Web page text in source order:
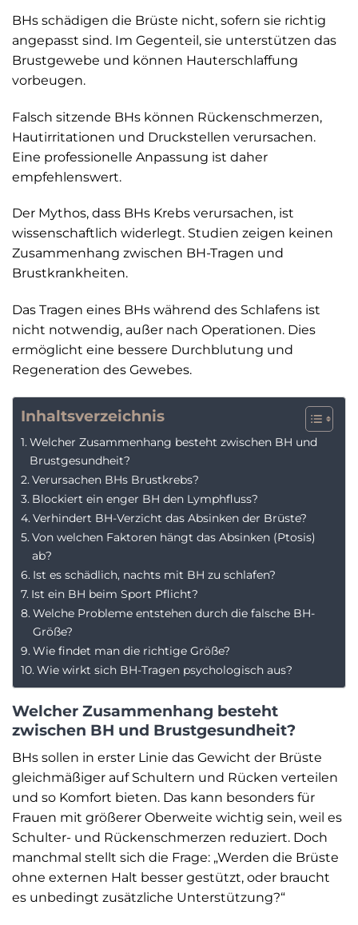
BHs schädigen die Brüste nicht, sofern sie richtig
angepasst sind. Im Gegenteil, sie unterstützen das
Brustgewebe und können Hauterschlaffung
vorbeugen.
Falsch sitzende BHs können Rückenschmerzen,
Hautirritationen und Druckstellen verursachen.
Eine professionelle Anpassung ist daher
empfehlenswert.
Der Mythos, dass BHs Krebs verursachen, ist
wissenschaftlich widerlegt. Studien zeigen keinen
Zusammenhang zwischen BH-Tragen und
Brustkrankheiten.
Das Tragen eines BHs während des Schlafens ist
nicht notwendig, außer nach Operationen. Dies
ermöglicht eine bessere Durchblutung und
Regeneration des Gewebes.
Inhaltsverzeichnis
Welcher Zusammenhang besteht zwischen BH und
Brustgesundheit?
Verursachen BHs Brustkrebs?
Blockiert ein enger BH den Lymphfluss?
Verhindert BH-Verzicht das Absinken der Brüste?
Von welchen Faktoren hängt das Absinken (Ptosis)
ab?
Ist es schädlich, nachts mit BH zu schlafen?
Ist ein BH beim Sport Pflicht?
Welche Probleme entstehen durch die falsche BH-
Größe?
Wie findet man die richtige Größe?
Wie wirkt sich BH-Tragen psychologisch aus?
Welcher Zusammenhang besteht
zwischen BH und Brustgesundheit?
BHs sollen in erster Linie das Gewicht der Brüste
gleichmäßiger auf Schultern und Rücken verteilen
und so Komfort bieten. Das kann besonders für
Frauen mit größerer Oberweite wichtig sein, weil es
Schulter- und Rückenschmerzen reduziert. Doch
manchmal stellt sich die Frage: „Werden die Brüste
ohne externen Halt besser gestützt, oder braucht
es unbedingt zusätzliche Unterstützung?“